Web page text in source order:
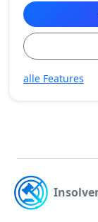
alle Features